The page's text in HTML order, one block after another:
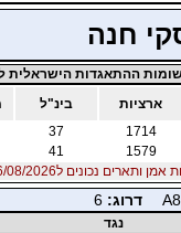
חנה
ההתאגדות הישראלית
ארציות בינ"ל
1714
37
1579
41
אמן ותארים נכונים ל06/08/2026
דרוג: 6
נגד